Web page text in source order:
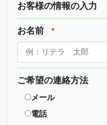
お客様の情報の入力
お名前 *
ご希望の連絡方法
メール
電話